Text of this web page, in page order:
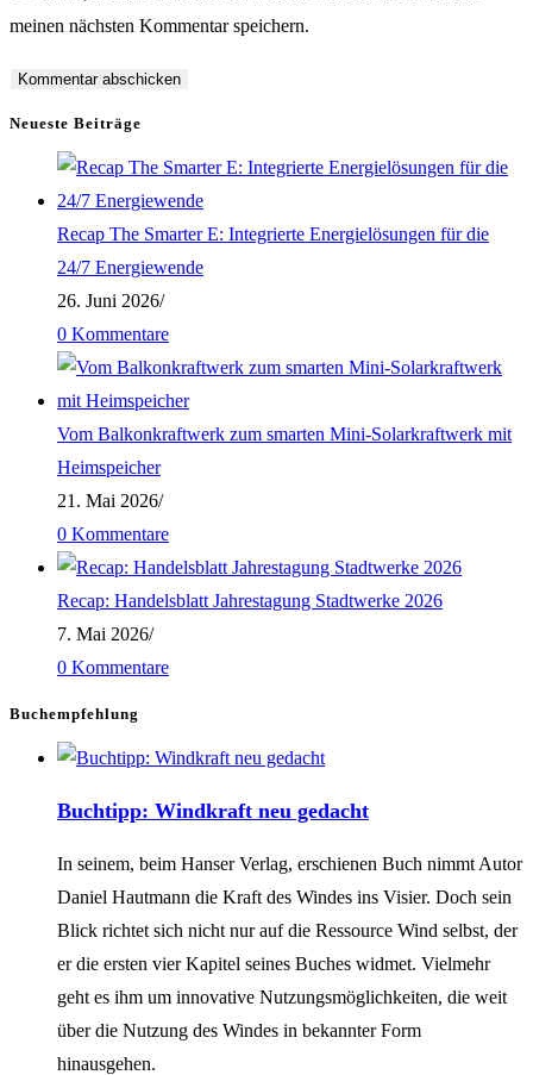
Benutzernamen
zum
Kommentieren
Mail-
Adresse
zum
Website-
URL
ein
meinen nächsten Kommentar speichern.
Neueste Beiträge
Recap The Smarter E: Integrierte Energielösungen für die
24/7 Energiewende
26. Juni 2026/
0 Kommentare
Vom Balkonkraftwerk zum smarten Mini-Solarkraftwerk mit
Heimspeicher
21. Mai 2026/
0 Kommentare
Recap: Handelsblatt Jahrestagung Stadtwerke 2026
7. Mai 2026/
0 Kommentare
Buchempfehlung
Buchtipp: Windkraft neu gedacht
In seinem, beim Hanser Verlag, erschienen Buch nimmt Autor
Daniel Hautmann die Kraft des Windes ins Visier. Doch sein
Blick richtet sich nicht nur auf die Ressource Wind selbst, der
er die ersten vier Kapitel seines Buches widmet. Vielmehr
geht es ihm um innovative Nutzungsmöglichkeiten, die weit
über die Nutzung des Windes in bekannter Form
hinausgehen.